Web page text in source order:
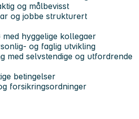
og målbevisst
og jobbe strukturert
med hyggelige kollegaer
og faglig utvikling
med selvstendige og utfordrende
betingelser
forsikringsordninger